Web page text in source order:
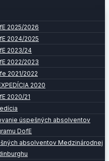
2025/2026
2024/2025
2023/24
2022/2023
2021/2022
2020
2020/21
úspešných absolventov
DofE
absolventov Medzinárodnej